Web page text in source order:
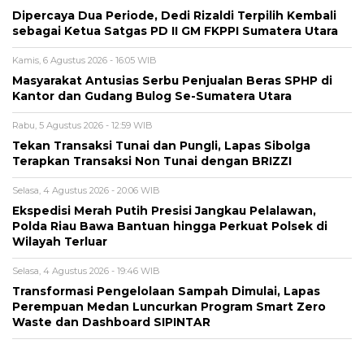
Dipercaya Dua Periode, Dedi Rizaldi Terpilih Kembali
sebagai Ketua Satgas PD II GM FKPPI Sumatera Utara
Kamis, 6 Agustus 2026 - 16:05 WIB
Masyarakat Antusias Serbu Penjualan Beras SPHP di
Kantor dan Gudang Bulog Se-Sumatera Utara
Rabu, 5 Agustus 2026 - 12:59 WIB
Tekan Transaksi Tunai dan Pungli, Lapas Sibolga
Terapkan Transaksi Non Tunai dengan BRIZZI
Selasa, 4 Agustus 2026 - 20:06 WIB
Ekspedisi Merah Putih Presisi Jangkau Pelalawan,
Polda Riau Bawa Bantuan hingga Perkuat Polsek di
Wilayah Terluar
Selasa, 4 Agustus 2026 - 19:46 WIB
Transformasi Pengelolaan Sampah Dimulai, Lapas
Perempuan Medan Luncurkan Program Smart Zero
Waste dan Dashboard SIPINTAR